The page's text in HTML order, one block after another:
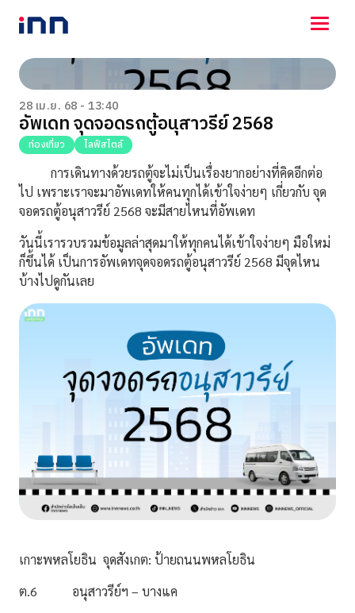
NEWS
ENTERTAINMENT
LIFESTYLE
HOROSCOPE
VIDEO
ร่วมด้วยช่วยกัน
28 เม.ย. 68 - 13:40
อัพเดท จุดจอดรถตู้อนุสาวรีย์ 2568
ท่องเที่ยว ไลฟ์สไตล์
การเดินทางด้วยรถตู้จะไม่เป็นเรื่องยากอย่างที่คิดอีกต่อ
ไป เพราะเราจะมาอัพเดทให้คนทุกได้เข้าใจง่ายๆ เกี่ยวกับ จุด
จอดรถตู้อนุสาวรีย์ 2568 จะมีสายไหนที่อัพเดท
วันนี้เรารวบรวมข้อมูลล่าสุดมาให้ทุกคนได้เข้าใจง่ายๆ มือใหม่
ก็ขึ้นได้ เป็นการอัพเดทจุดจอดรถตู้อนุสาวรีย์ 2568 มีจุดไหน
บ้างไปดูกันเลย
เกาะพหลโยธิน จุดสังเกต: ป้ายถนนพหลโยธิน
ต.6 อนุสาวรีย์ฯ – บางแค